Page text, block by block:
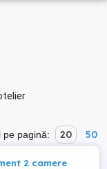
pe pagină: 20 50
2 camere